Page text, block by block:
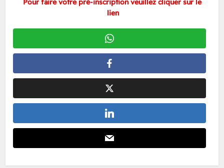
Pour faire votre pré-inscription veuillez cliquer sur le
lien